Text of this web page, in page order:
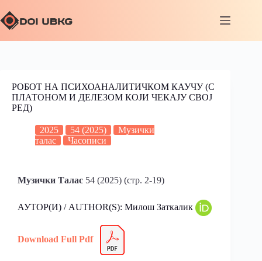
РОБОТ НА ПСИХОАНАЛИТИЧКОМ КАУЧУ (С
ПЛАТОНОМ И ДЕЛЕЗОМ КОЈИ ЧЕКАЈУ СВОЈ
РЕД)
2025 54 (2025)
Музички
талас
Часописи
Музички Талас 54 (2025) (стр. 2-19)
АУТОР(И) / AUTHOR(S): Милош Заткалик
Download Full Pdf